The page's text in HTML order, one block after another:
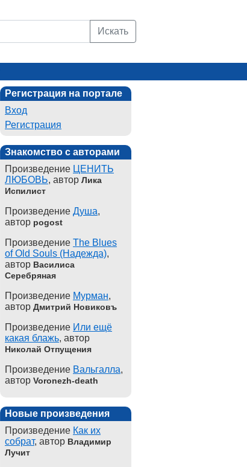
Искать
Регистрация на портале
Вход
Регистрация
Знакомство с авторами
Произведение ЦЕНИТЬ
ЛЮБОВЬ, автор Лика
Испилист
Произведение Душа,
автор pogost
Произведение The Blues
of Old Souls (Надежда),
автор Василиса
Серебряная
Произведение Мурман,
автор Дмитрий Новиковъ
Произведение Или ещё
какая блажь, автор
Николай Отпущения
Произведение Вальгалла,
автор Voronezh-death
Новые произведения
Произведение Как их
собрат, автор Владимир
Лучит